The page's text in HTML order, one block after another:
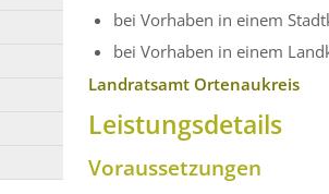
bei Vorhaben in einem
bei Vorhaben in einem
Landratsamt Ortenaukreis
Leistungsdetails
Voraussetzungen